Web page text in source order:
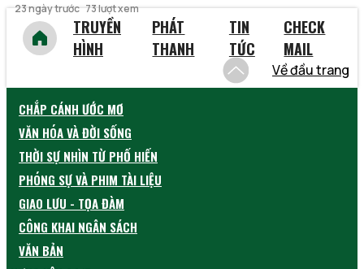
23 ngày trước 73 lượt xem
TRUYỀN
HÌNH
PHÁT
THANH
TIN
TỨC
CHECK
MAIL
Về đầu trang
CHẮP CÁNH ƯỚC MƠ
VĂN HÓA VÀ ĐỜI SỐNG
THỜI SỰ NHÌN TỪ PHỐ HIẾN
PHÓNG SỰ VÀ PHIM TÀI LIỆU
GIAO LƯU - TỌA ĐÀM
CÔNG KHAI NGÂN SÁCH
VĂN BẢN